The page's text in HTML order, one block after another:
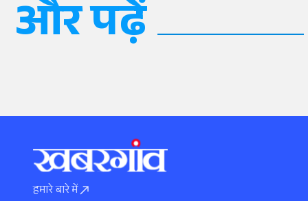
और पढ़ें
हमारे बारे में